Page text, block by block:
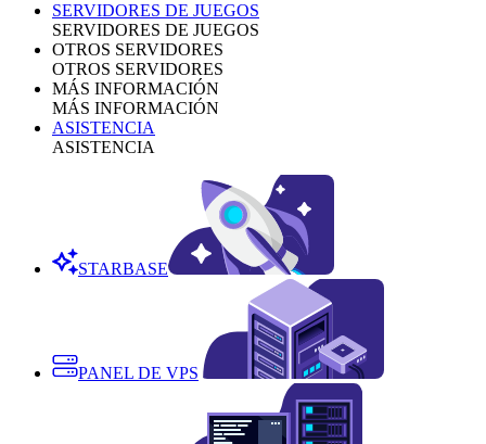
SERVIDORES DE JUEGOS
SERVIDORES DE JUEGOS
OTROS SERVIDORES
OTROS SERVIDORES
MÁS INFORMACIÓN
MÁS INFORMACIÓN
ASISTENCIA
ASISTENCIA
STARBASE
PANEL DE VPS